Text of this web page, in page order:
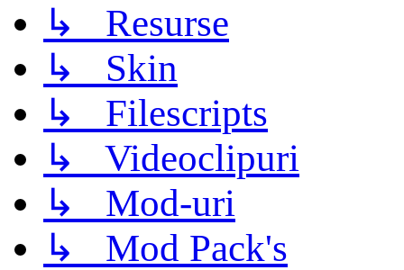
↳ Resurse
↳ Skin
↳ Filescripts
↳ Videoclipuri
↳ Mod-uri
↳ Mod Pack's